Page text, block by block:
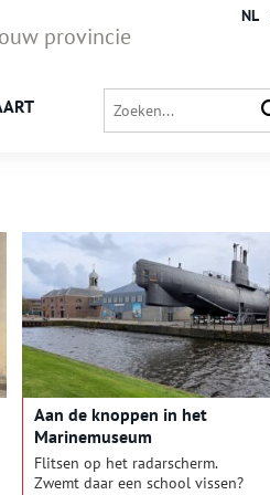
provincie
NL
Aan de knoppen in het
Marinemuseum
Flitsen op het radarscherm.
Zwemt daar een school vissen?